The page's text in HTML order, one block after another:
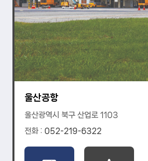
울산공항
울산광역시 북구 산업로 1103
전화 : 052-219-6322